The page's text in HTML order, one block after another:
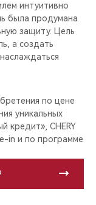
интуитивно
была продумана
защиту. Цель
а создать
по цене
уникальных
кредит», CHERY
in и по программе